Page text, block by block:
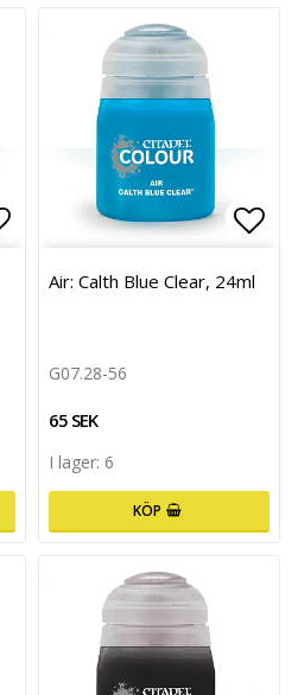
Lägg till i favoritlistan
Air: Calth Blue Clear, 24ml
G07.28-56
65 SEK
I lager: 6
KÖP